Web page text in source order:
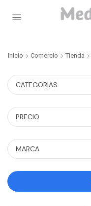
Inicio Comercio Tienda
CATEGORIAS
PRECIO
MARCA